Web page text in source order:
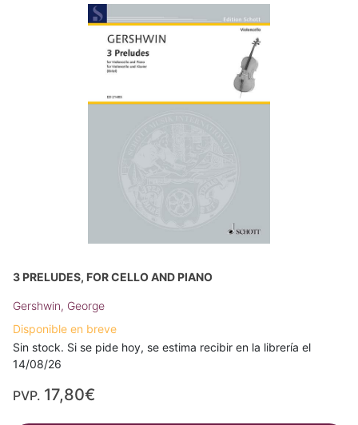
3 PRELUDES, FOR CELLO AND PIANO
Gershwin, George
Disponible en breve
Sin stock. Si se pide hoy, se estima recibir en la librería el
14/08/26
PVP. 17,80€